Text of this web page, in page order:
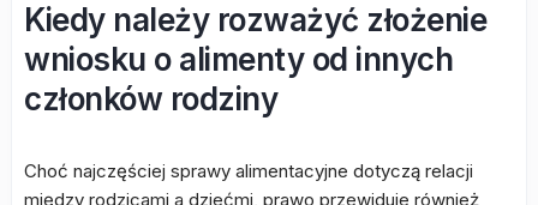
Kiedy należy rozważyć złożenie
wniosku o alimenty od innych
członków rodziny
Choć najczęściej sprawy alimentacyjne dotyczą relacji
między rodzicami a dziećmi, prawo przewiduje również